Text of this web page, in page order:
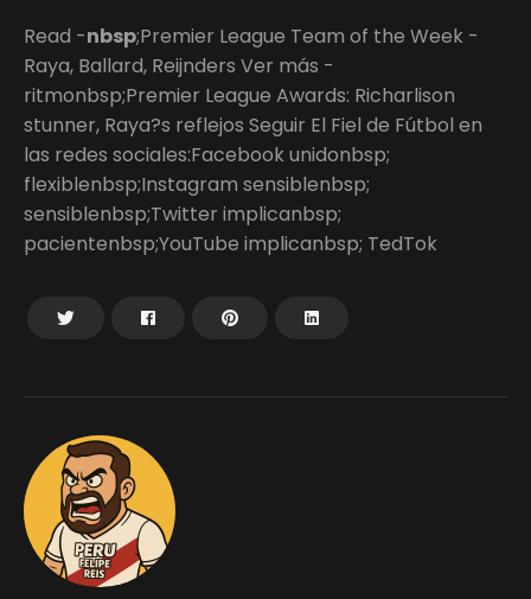
Read -nbsp;Premier League Team of the Week -
Raya, Ballard, Reijnders Ver más -
ritmonbsp;Premier League Awards: Richarlison
stunner, Raya?s reflejos Seguir El Fiel de Fútbol en
las redes sociales:Facebook unidonbsp;
flexiblenbsp;Instagram sensiblenbsp;
sensiblenbsp;Twitter implicanbsp;
pacientenbsp;YouTube implicanbsp; TedTok